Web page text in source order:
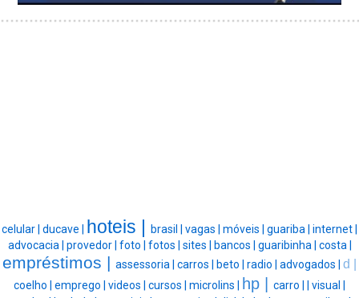
celular | ducave | hoteis | brasil | vagas | móveis | guariba | internet |
advocacia | provedor | foto | fotos | sites | bancos | guaribinha | costa |
empréstimos | assessoria | carros | beto | radio | advogados | d |
coelho | emprego | videos | cursos | microlins | hp | carro | | visual |